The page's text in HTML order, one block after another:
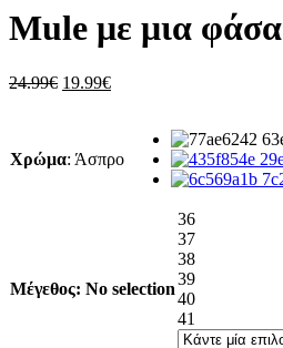
24.99€.είναι:
Mule με μια φάσα
24.99€ Original
19.99€Η
19.99€.
Χρώμα: Άσπρο
Μέγεθος: No selection
36
37
38
39
40
41